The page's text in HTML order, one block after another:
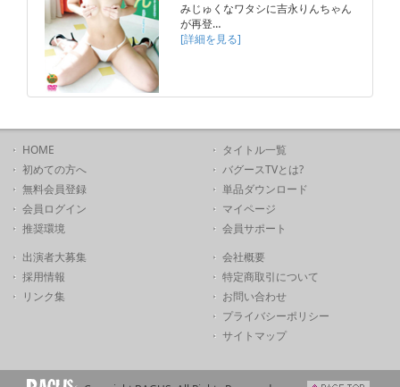
みじゅくなワタシに吉永りんちゃん
が再登…
[詳細を見る]
HOME
初めての方へ
無料会員登録
会員ログイン
推奨環境
タイトル一覧
バグースTVとは?
単品ダウンロード
マイページ
会員サポート
出演者大募集
採用情報
リンク集
会社概要
特定商取引について
お問い合わせ
プライバシーポリシー
サイトマップ